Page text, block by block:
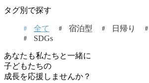
タグ別で探す
全て 宿泊型 日帰り
SDGs
あなたも私たちと一緒に
子どもたちの
成長を応援しませんか？